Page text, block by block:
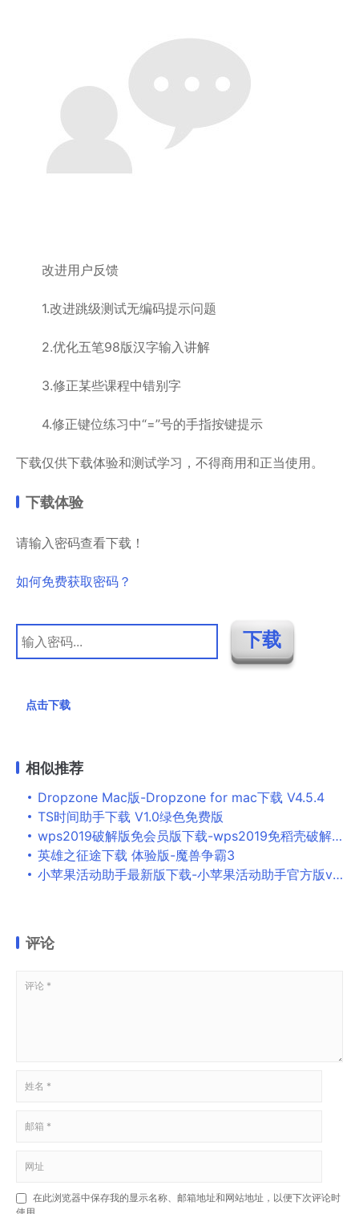
改进用户反馈
1.改进跳级测试无编码提示问题
2.优化五笔98版汉字输入讲解
3.修正某些课程中错别字
4.修正键位练习中“=”号的手指按键提示
下载仅供下载体验和测试学习，不得商用和正当使用。
下载体验
请输入密码查看下载！
如何免费获取密码？
点击下载
相似推荐
Dropzone Mac版-Dropzone for mac下载 V4.5.4
TS时间助手下载 V1.0绿色免费版
wps2019破解版免会员版下载-wps2019免稻壳破解版免广告版
英雄之征途下载 体验版-魔兽争霸3
小苹果活动助手最新版下载-小苹果活动助手官方版v1.52 绿色版
评论
在此浏览器中保存我的显示名称、邮箱地址和网站地址，以便下次评论时